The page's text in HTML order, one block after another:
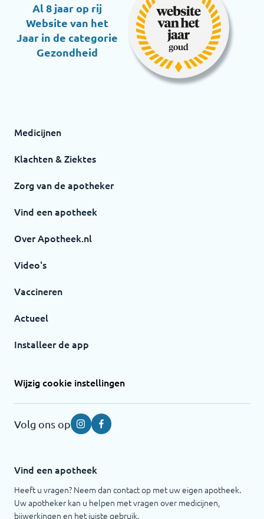
Al 8 jaar op rij
Website van het
Jaar in de categorie
Gezondheid
Medicijnen
Klachten & Ziektes
Zorg van de apotheker
Vind een apotheek
Over Apotheek.nl
Video's
Vaccineren
Actueel
Installeer de app
Wijzig cookie instellingen
Volg ons op InstagramFacebook
Vind een apotheek
Heeft u vragen? Neem dan contact op met uw eigen apotheek.
Uw apotheker kan u helpen met vragen over medicijnen,
bijwerkingen en het juiste gebruik.